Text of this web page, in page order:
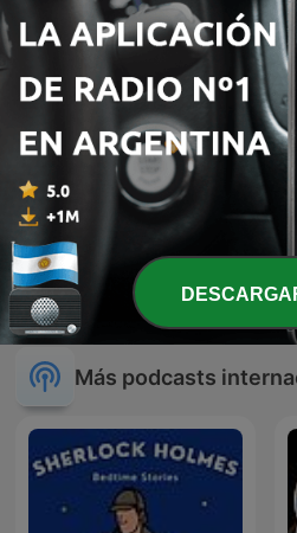
Himno Nacional Argentino
Más podcasts